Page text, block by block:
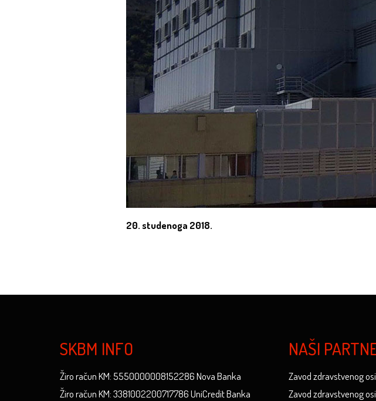
20. studenoga 2018.
SKBM INFO
Žiro račun KM: 5550000008152286 Nova Banka
Žiro račun KM: 3381002200717786 UniCredit Banka
NAŠI
Zavod zdravstvenog
Zavod zdravstvenog